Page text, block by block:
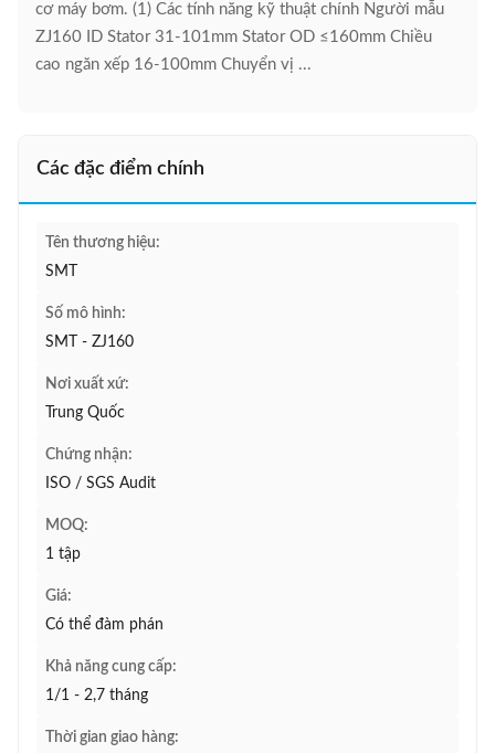
cơ máy bơm. (1) Các tính năng kỹ thuật chính Người mẫu
ZJ160 ID Stator 31-101mm Stator OD ≤160mm Chiều
cao ngăn xếp 16-100mm Chuyển vị ...
Các đặc điểm chính
Tên thương hiệu:
SMT
Số mô hình:
SMT - ZJ160
Nơi xuất xứ:
Trung Quốc
Chứng nhận:
ISO / SGS Audit
MOQ:
1 tập
Giá:
Có thể đàm phán
Khả năng cung cấp:
1/1 - 2,7 tháng
Thời gian giao hàng: